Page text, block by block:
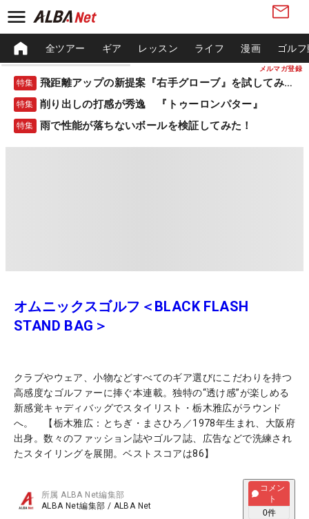
メルマガ登録
全ツアー ギア レッスン ライフ 漫画 ゴル
特集 飛距離アップの新提案『右手グローブ』を試してみた！
特集 削り出しの打感が秀逸 『トゥーロンパター』
特集 雨で性能が落ちないボールを検証してみた！
オムニックスゴルフ＜BLACK FLASH
STAND BAG＞
クラブやウェア、小物などすべてのギア選びにこだわりを持つ
高感度なゴルファーに捧ぐ本連載。独特の“透け感”が楽しめる
新感覚キャディバッグでスタイリスト・栃木雅広がラウンド
へ。 【栃木雅広：とちぎ・まさひろ／1978年生まれ、大阪府
出身。数々のファッション誌やゴルフ誌、広告などで洗練され
たスタイリングを展開。ベストスコアは86】
所属ALBA Net編集部
ALBA Net編集部 / ALBA Net
コメン
ト
0件